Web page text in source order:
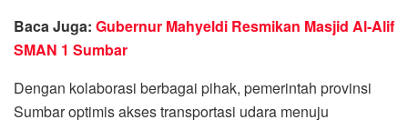
Baca Juga: Gubernur Mahyeldi Resmikan Masjid Al-Alif
SMAN 1 Sumbar
Dengan kolaborasi berbagai pihak, pemerintah provinsi
Sumbar optimis akses transportasi udara menuju